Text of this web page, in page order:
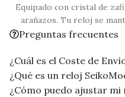
Equipado con cristal de
arañazos. Tu reloj se
Preguntas frecuentes
¿Cuál es el Coste de
¿Qué es un reloj
¿Cómo puedo ajustar mi